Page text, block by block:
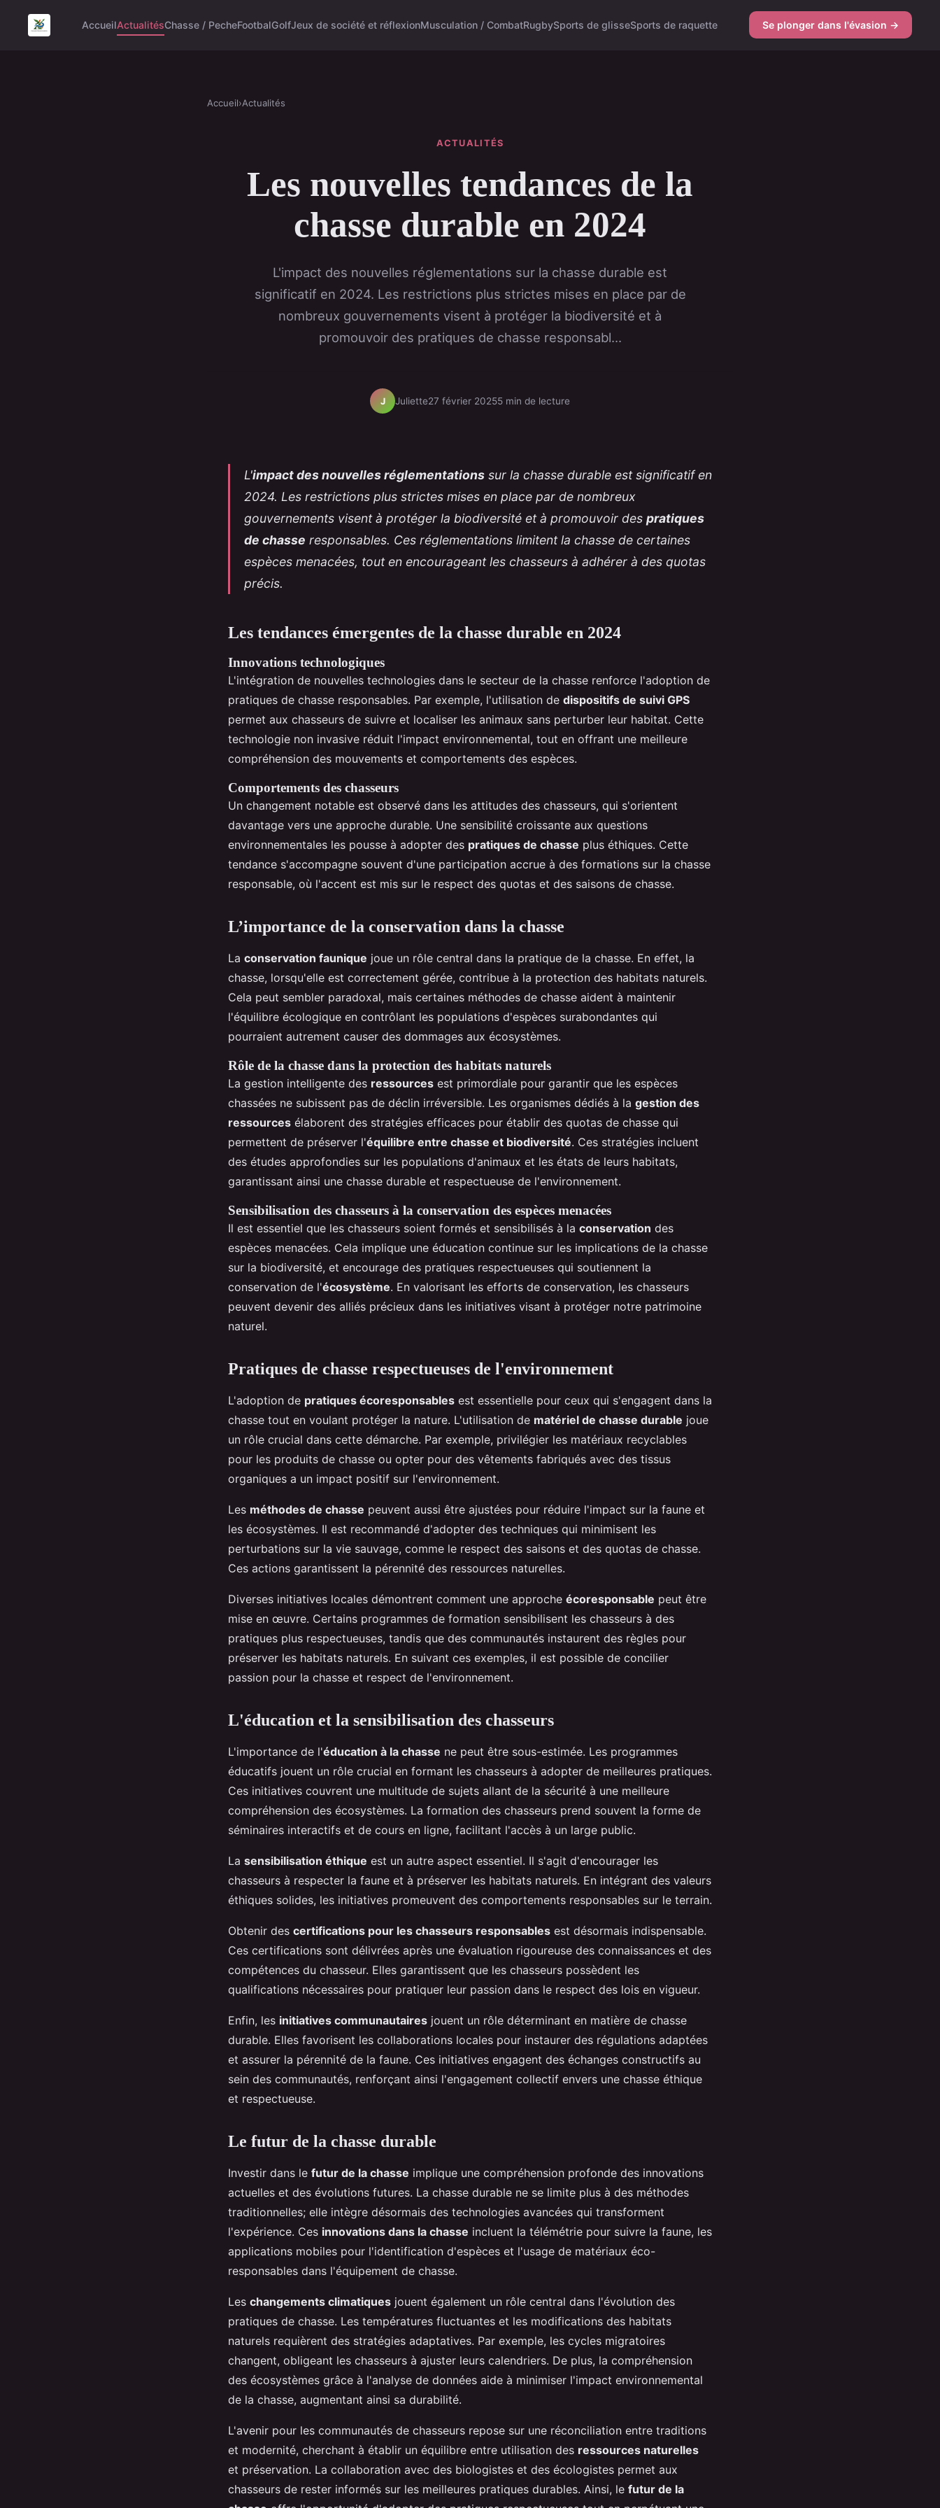
AccueilActualitésChasse / PecheFootbalGolfJeux de société et réflexionMusculation / CombatRugbySports de glisseSports de raquette Se plonger dans l'évasion →
Accueil›Actualités
ACTUALITÉS
Les nouvelles tendances de la
chasse durable en 2024
L'impact des nouvelles réglementations sur la chasse durable est
significatif en 2024. Les restrictions plus strictes mises en place par de
nombreux gouvernements visent à protéger la biodiversité et à
promouvoir des pratiques de chasse responsabl...
J Juliette27 février 20255 min de lecture
L'impact des nouvelles réglementations sur la chasse durable est significatif en
2024. Les restrictions plus strictes mises en place par de nombreux
gouvernements visent à protéger la biodiversité et à promouvoir des pratiques
de chasse responsables. Ces réglementations limitent la chasse de certaines
espèces menacées, tout en encourageant les chasseurs à adhérer à des quotas
précis.
Les tendances émergentes de la chasse durable en 2024
Innovations technologiques
L'intégration de nouvelles technologies dans le secteur de la chasse renforce l'adoption de
pratiques de chasse responsables. Par exemple, l'utilisation de dispositifs de suivi GPS
permet aux chasseurs de suivre et localiser les animaux sans perturber leur habitat. Cette
technologie non invasive réduit l'impact environnemental, tout en offrant une meilleure
compréhension des mouvements et comportements des espèces.
Comportements des chasseurs
Un changement notable est observé dans les attitudes des chasseurs, qui s'orientent
davantage vers une approche durable. Une sensibilité croissante aux questions
environnementales les pousse à adopter des pratiques de chasse plus éthiques. Cette
tendance s'accompagne souvent d'une participation accrue à des formations sur la chasse
responsable, où l'accent est mis sur le respect des quotas et des saisons de chasse.
L’importance de la conservation dans la chasse
La conservation faunique joue un rôle central dans la pratique de la chasse. En effet, la
chasse, lorsqu'elle est correctement gérée, contribue à la protection des habitats naturels.
Cela peut sembler paradoxal, mais certaines méthodes de chasse aident à maintenir
l'équilibre écologique en contrôlant les populations d'espèces surabondantes qui
pourraient autrement causer des dommages aux écosystèmes.
Rôle de la chasse dans la protection des habitats naturels
La gestion intelligente des ressources est primordiale pour garantir que les espèces
chassées ne subissent pas de déclin irréversible. Les organismes dédiés à la gestion des
ressources élaborent des stratégies efficaces pour établir des quotas de chasse qui
permettent de préserver l'équilibre entre chasse et biodiversité. Ces stratégies incluent
des études approfondies sur les populations d'animaux et les états de leurs habitats,
garantissant ainsi une chasse durable et respectueuse de l'environnement.
Sensibilisation des chasseurs à la conservation des espèces menacées
Il est essentiel que les chasseurs soient formés et sensibilisés à la conservation des
espèces menacées. Cela implique une éducation continue sur les implications de la chasse
sur la biodiversité, et encourage des pratiques respectueuses qui soutiennent la
conservation de l'écosystème. En valorisant les efforts de conservation, les chasseurs
peuvent devenir des alliés précieux dans les initiatives visant à protéger notre patrimoine
naturel.
Pratiques de chasse respectueuses de l'environnement
L'adoption de pratiques écoresponsables est essentielle pour ceux qui s'engagent dans la
chasse tout en voulant protéger la nature. L'utilisation de matériel de chasse durable joue
un rôle crucial dans cette démarche. Par exemple, privilégier les matériaux recyclables
pour les produits de chasse ou opter pour des vêtements fabriqués avec des tissus
organiques a un impact positif sur l'environnement.
Les méthodes de chasse peuvent aussi être ajustées pour réduire l'impact sur la faune et
les écosystèmes. Il est recommandé d'adopter des techniques qui minimisent les
perturbations sur la vie sauvage, comme le respect des saisons et des quotas de chasse.
Ces actions garantissent la pérennité des ressources naturelles.
Diverses initiatives locales démontrent comment une approche écoresponsable peut être
mise en œuvre. Certains programmes de formation sensibilisent les chasseurs à des
pratiques plus respectueuses, tandis que des communautés instaurent des règles pour
préserver les habitats naturels. En suivant ces exemples, il est possible de concilier
passion pour la chasse et respect de l'environnement.
L'éducation et la sensibilisation des chasseurs
L'importance de l'éducation à la chasse ne peut être sous-estimée. Les programmes
éducatifs jouent un rôle crucial en formant les chasseurs à adopter de meilleures pratiques.
Ces initiatives couvrent une multitude de sujets allant de la sécurité à une meilleure
compréhension des écosystèmes. La formation des chasseurs prend souvent la forme de
séminaires interactifs et de cours en ligne, facilitant l'accès à un large public.
La sensibilisation éthique est un autre aspect essentiel. Il s'agit d'encourager les
chasseurs à respecter la faune et à préserver les habitats naturels. En intégrant des valeurs
éthiques solides, les initiatives promeuvent des comportements responsables sur le terrain.
Obtenir des certifications pour les chasseurs responsables est désormais indispensable.
Ces certifications sont délivrées après une évaluation rigoureuse des connaissances et des
compétences du chasseur. Elles garantissent que les chasseurs possèdent les
qualifications nécessaires pour pratiquer leur passion dans le respect des lois en vigueur.
Enfin, les initiatives communautaires jouent un rôle déterminant en matière de chasse
durable. Elles favorisent les collaborations locales pour instaurer des régulations adaptées
et assurer la pérennité de la faune. Ces initiatives engagent des échanges constructifs au
sein des communautés, renforçant ainsi l'engagement collectif envers une chasse éthique
et respectueuse.
Le futur de la chasse durable
Investir dans le futur de la chasse implique une compréhension profonde des innovations
actuelles et des évolutions futures. La chasse durable ne se limite plus à des méthodes
traditionnelles; elle intègre désormais des technologies avancées qui transforment
l'expérience. Ces innovations dans la chasse incluent la télémétrie pour suivre la faune, les
applications mobiles pour l'identification d'espèces et l'usage de matériaux éco-
responsables dans l'équipement de chasse.
Les changements climatiques jouent également un rôle central dans l'évolution des
pratiques de chasse. Les températures fluctuantes et les modifications des habitats
naturels requièrent des stratégies adaptatives. Par exemple, les cycles migratoires
changent, obligeant les chasseurs à ajuster leurs calendriers. De plus, la compréhension
des écosystèmes grâce à l'analyse de données aide à minimiser l'impact environnemental
de la chasse, augmentant ainsi sa durabilité.
L'avenir pour les communautés de chasseurs repose sur une réconciliation entre traditions
et modernité, cherchant à établir un équilibre entre utilisation des ressources naturelles
et préservation. La collaboration avec des biologistes et des écologistes permet aux
chasseurs de rester informés sur les meilleures pratiques durables. Ainsi, le futur de la